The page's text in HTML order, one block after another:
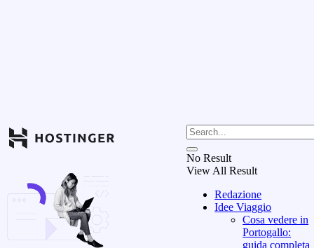
No Result
View All Result
Redazione
Idee Viaggio
Cosa vedere in
Portogallo:
guida completa